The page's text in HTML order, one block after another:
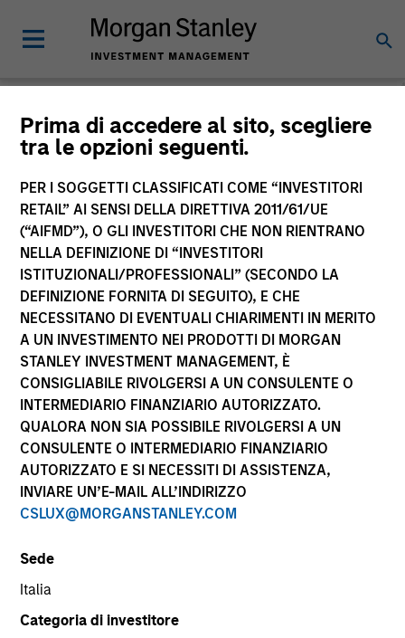
Prima di accedere al sito, scegliere
tra le opzioni seguenti.
PER I SOGGETTI CLASSIFICATI COME “INVESTITORI
RETAIL” AI SENSI DELLA DIRETTIVA 2011/61/UE
(“AIFMD”), O GLI INVESTITORI CHE NON RIENTRANO
NELLA DEFINIZIONE DI “INVESTITORI
ISTITUZIONALI/PROFESSIONALI” (SECONDO LA
DEFINIZIONE FORNITA DI SEGUITO), E CHE
NECESSITANO DI EVENTUALI CHIARIMENTI IN MERITO
A UN INVESTIMENTO NEI PRODOTTI DI MORGAN
STANLEY INVESTMENT MANAGEMENT, È
CONSIGLIABILE RIVOLGERSI A UN CONSULENTE O
INTERMEDIARIO FINANZIARIO AUTORIZZATO.
QUALORA NON SIA POSSIBILE RIVOLGERSI A UN
CONSULENTE O INTERMEDIARIO FINANZIARIO
AUTORIZZATO E SI NECESSITI DI ASSISTENZA,
INVIARE UN’E-MAIL ALL’INDIRIZZO
CSLUX@MORGANSTANLEY.COM
Sede
Italia
Categoria di investitore
Morgan Stanley
Investment Funds
La presente comunicazione ha carattere promozionale.
La performance passata non è un indicatore affidabile dei
risultati futuri. I rendimenti possono aumentare o diminuire
per effetto delle oscillazioni valutarie. Tutti i dati di
performance sono calcolati in base al valore del
patrimonio netto (NAV), al netto delle spese, e non
comprendono le commissioni e gli oneri relativi
all’emissione e al rimborso delle quote. Tutti i dati relativi
alle performance e agli indici sono tratti da Morgan
Stanley Investment Management.
Rendimenti nell’anno solare.